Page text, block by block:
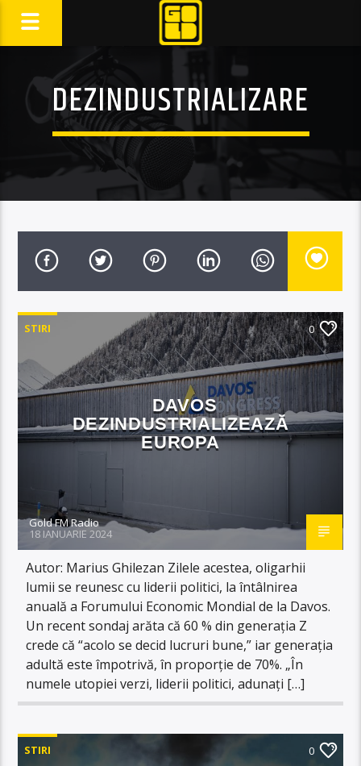
DEZINDUSTRIALIZARE
STIRI 0
DAVOS
DEZINDUSTRIALIZEAZĂ
EUROPA
Gold FM Radio
18 IANUARIE 2024
Autor: Marius Ghilezan Zilele acestea, oligarhii
lumii se reunesc cu liderii politici, la întâlnirea
anuală a Forumului Economic Mondial de la Davos.
Un recent sondaj arăta că 60 % din generația Z
crede că “acolo se decid lucruri bune,” iar generația
adultă este împotrivă, în proporție de 70%. „În
numele utopiei verzi, liderii politici, adunați […]
STIRI 0